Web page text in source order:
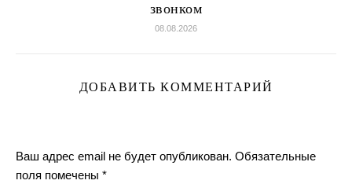
звонком
08.08.2026
ДОБАВИТЬ КОММЕНТАРИЙ
Ваш адрес email не будет опубликован. Обязательные
поля помечены *